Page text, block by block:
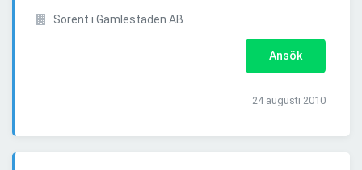
Sorent i Gamlestaden AB
Ansök
24 augusti 2010